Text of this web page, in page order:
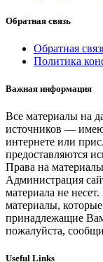
Обратная связь
Обратная
Политика
Важная информация
Все материалы на
источников —
интернете или
предоставляются
Права на
Администрация
материала не
материалы,
принадлежащие
пожалуйста,
Useful Links